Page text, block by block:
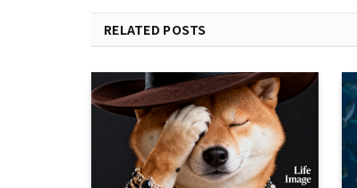
RELATED POSTS